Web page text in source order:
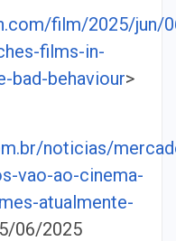
film/2025/jun/
films-in-
bad-behaviour>
noticias/
vao-ao-cinema-
atualmente-
06/2025